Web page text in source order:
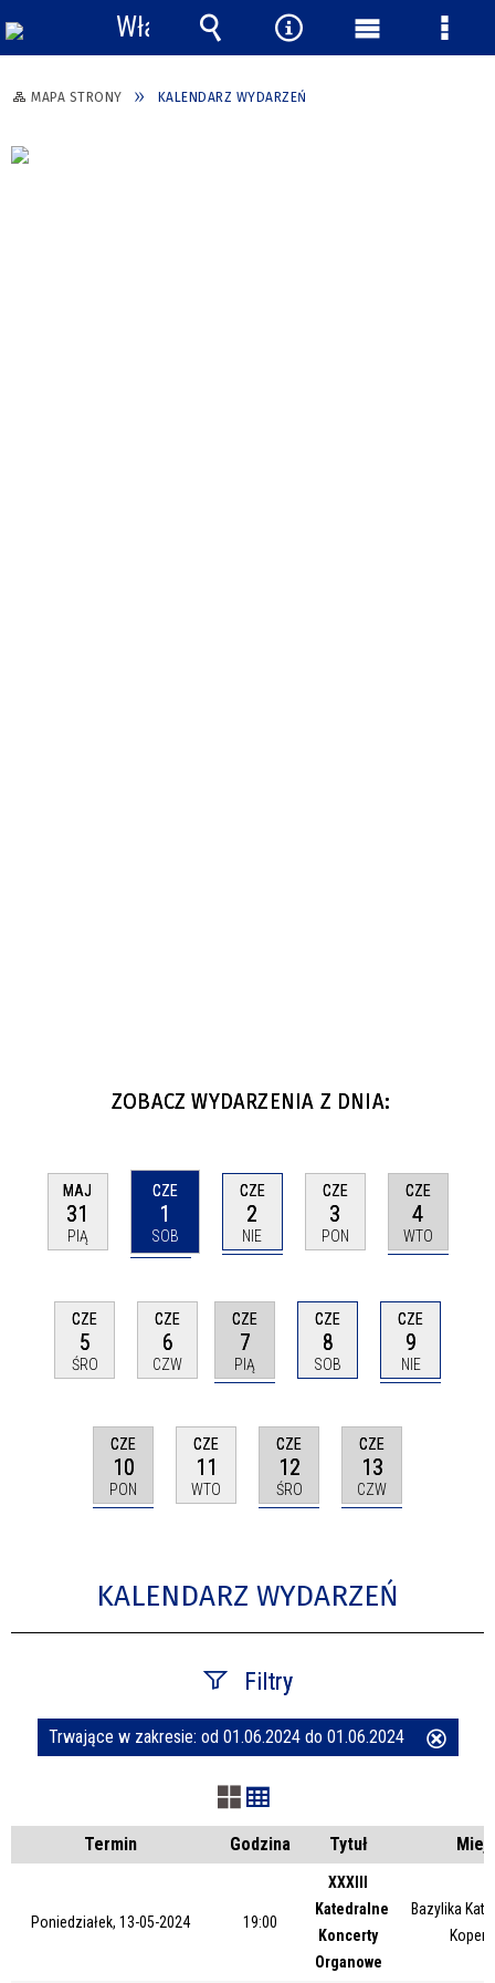
MAPA STRONY KALENDARZ WYDARZEŃ
ZOBACZ WYDARZENIA Z DNIA:
MAJ
31
PIĄ
CZE
1
SOB
CZE
2
NIE
CZE
3
PON
CZE
4
WTO
CZE
5
ŚRO
CZE
6
CZW
CZE
7
PIĄ
CZE
8
SOB
CZE
9
NIE
CZE
10
PON
CZE
11
WTO
CZE
12
ŚRO
CZE
13
CZW
KALENDARZ WYDARZEŃ
Filtry
Szukana fraza
Kategoria
Trwające w zakresie
Trwające w zakresie: od 01.06.2024 do 01.06.2024
Termin Godzina Tytuł
Poniedziałek, 13-05-2024 19:00
XXXIII
Katedralne
Koncerty
Organowe
Bazylika
Włącz
powiadomienia
Wyszukiwarka
Narzędzia
Menu Menu